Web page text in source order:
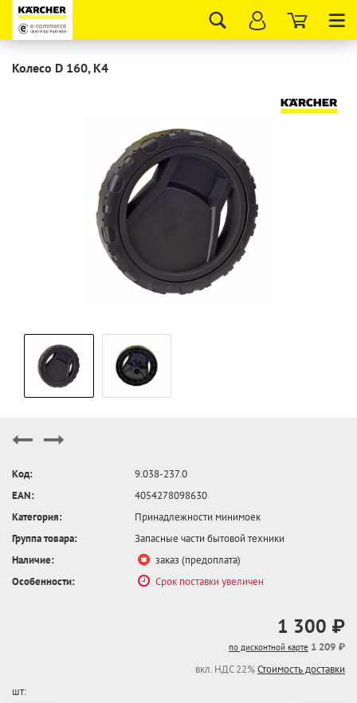
Колесо D 160, K4
Код:
9.038-237.0
EAN:
4054278098630
Категория:
Принадлежности минимоек
Группа товара:
Запасные части бытовой техники
Наличие:
заказ (предоплата)
Особенности:
Срок поставки увеличен
1 300 ₽
по дисконтной карте 1 209 ₽
вкл. НДС 22%Стоимость доставки
шт: